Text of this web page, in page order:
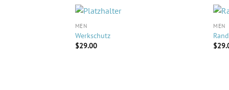
MEN
Werkschutz
$29.00
MEN
$